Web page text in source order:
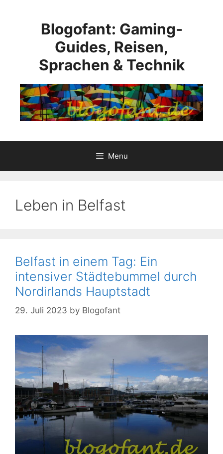
Blogofant: Gaming-
Guides, Reisen,
Sprachen & Technik
Menu
Leben in Belfast
Belfast in einem Tag: Ein
intensiver Städtebummel durch
Nordirlands Hauptstadt
29. Juli 2023 by Blogofant